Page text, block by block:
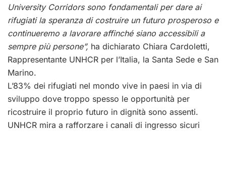
University Corridors sono fondamentali per dare ai
rifugiati la speranza di costruire un futuro prosperoso e
continueremo a lavorare affinché siano accessibili a
sempre più persone”, ha dichiarato Chiara Cardoletti,
Rappresentante UNHCR per l’Italia, la Santa Sede e San
Marino.
L’83% dei rifugiati nel mondo vive in paesi in via di
sviluppo dove troppo spesso le opportunità per
ricostruire il proprio futuro in dignità sono assenti.
UNHCR mira a rafforzare i canali di ingresso sicuri